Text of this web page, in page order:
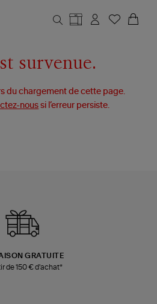
survenue.
du chargement de cette page.
nous si l’erreur persiste.
GRATUITE
de 150 € d'achat*